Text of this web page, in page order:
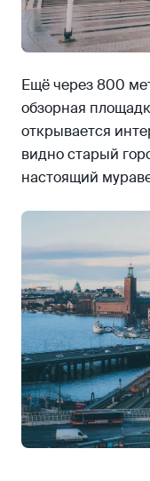
Ещё через 800
обзорная
открывается
видно старый
настоящий